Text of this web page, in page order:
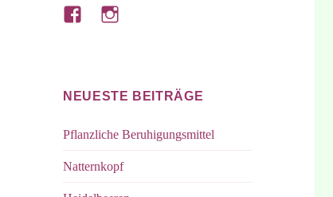
Hubert’sHubert’s
NEUESTE BEITRÄGE
Pflanzliche Beruhigungsmittel
Natternkopf